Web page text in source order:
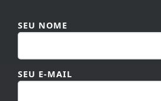
SEU NOME
SEU E-MAIL